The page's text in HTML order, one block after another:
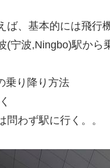
ば、基本的には飛行
(宁波,Ningbo)駅から
乗り降り方法
わず駅に行く。。